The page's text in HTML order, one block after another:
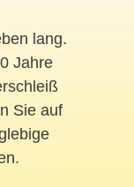
lang.
Jahre
Sie auf